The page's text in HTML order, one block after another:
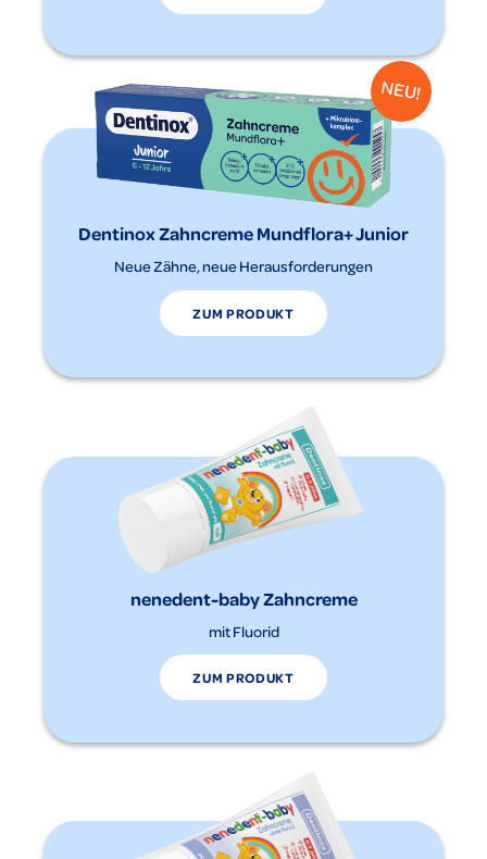
Dentinox Zahncreme Mundflora+ Junior
Neue Zähne, neue Herausforderungen
ZUM PRODUKT
nenedent-baby Zahncreme
mit Fluorid
ZUM PRODUKT